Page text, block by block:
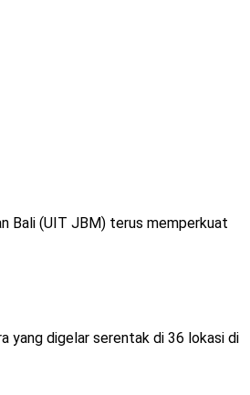
Bali (UIT JBM) terus memperkuat
yang digelar serentak di 36 lokasi di